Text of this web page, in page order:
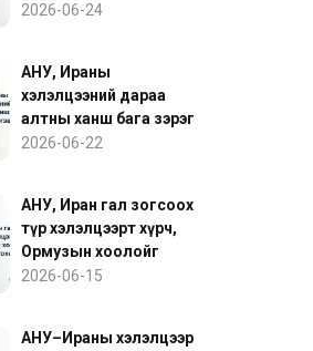
2026-06-24
АНУ, Ираны
хэлэлцээний дараа
алтны ханш бага зэрэг
сэргэв
2026-06-22
АНУ, Иран гал зогсоох
түр хэлэлцээрт хүрч,
Ормузын хоолойг
нээхээр тохиролцов
2026-06-15
АНУ–Ираны хэлэлцээр